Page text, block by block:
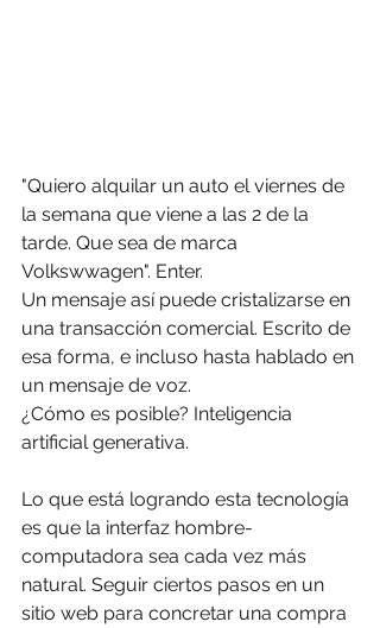
"Quiero alquilar un auto el viernes de
la semana que viene a las 2 de la
tarde. Que sea de marca
Volkswwagen". Enter.
Un mensaje así puede cristalizarse en
una transacción comercial. Escrito de
esa forma, e incluso hasta hablado en
un mensaje de voz.
¿Cómo es posible? Inteligencia
artificial generativa.
Lo que está logrando esta tecnología
es que la interfaz hombre-
computadora sea cada vez más
natural. Seguir ciertos pasos en un
sitio web para concretar una compra